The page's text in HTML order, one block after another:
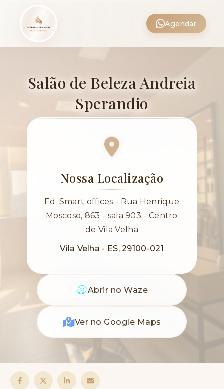
Agendar
Salão de Beleza Andreia
Sperandio
Nossa Localização
Ed. Smart offices - Rua Henrique
Moscoso, 863 - sala 903 - Centro
de Vila Velha
Vila Velha - ES, 29100-021
Abrir no Waze
Ver no Google Maps